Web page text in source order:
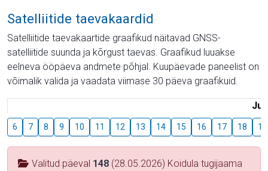
Satelliitide taevakaardid
Satelliitide taevakaartide graafikud näitavad GNSS-
satelliitide suunda ja kõrgust taevas. Graafikud luuakse
eelneva ööpäeva andmete põhjal. Kuupäevade paneelist on
võimalik valida ja vaadata viimase 30 päeva graafikuid.
6 7 8 9 10 11 12 13 14 15 16 17 18 19
Valitud päeval 148 (28.05.2026) Koidula tugijaama